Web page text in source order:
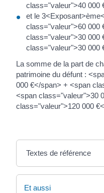
class="valeur">40 000
et le
class="valeur">60 000
class="valeur">30 000
class="valeur">30 000
La somme de la part de
patrimoine du défunt :
000 €</span> + <span
<span class="valeur">30
class="valeur">120 000
Textes de référence
Et aussi